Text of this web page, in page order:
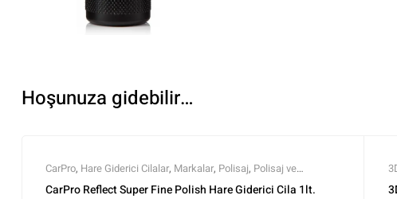
Hoşunuza gidebilir…
CarPro, Hare Giderici Cilalar, Markalar, Polisaj, Polisaj ve
Parlatma,Tüm Ürünler, Tüm Ürünler
CarPro Reflect Super Fine Polish Hare Giderici Cila 1lt.